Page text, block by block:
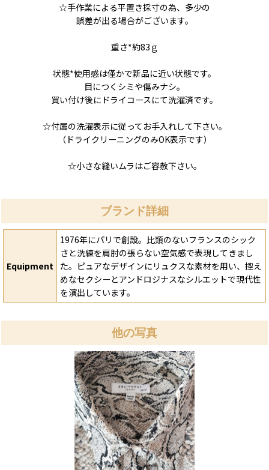
☆手作業による平置き採寸の為、多少の
誤差が出る場合がございます。
重さ*約83ｇ
状態*使用感は僅かで新品に近い状態です。
目につくシミや傷みナシ。
買い付け後にドライコースにて洗濯済です。
☆付属の洗濯表示に従ってお手入れして下さい。
（ドライクリーニングのみOK表示です）
☆小さな縫いムラはご容赦下さい。
ブランド詳細
Equipment
1976年にパリで創設。比類のないフランスのシック
さと洗練を肩肘の張らない空気感で表現してきまし
た。ピュアなデザインにリュクスな素材を用い、控え
めなセクシーとアンドロジナスなシルエットで現代性
を演出しています。
他の写真